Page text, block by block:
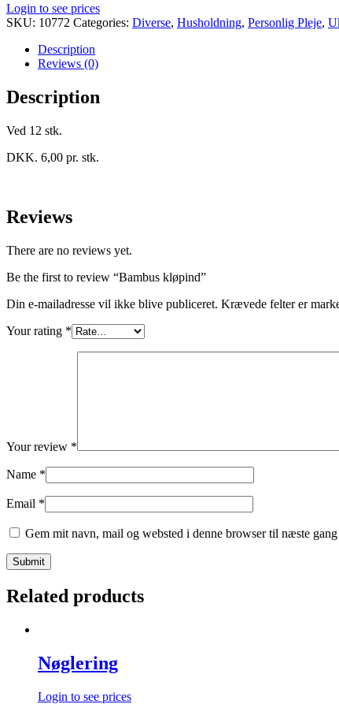
Login to see prices
SKU: 10772 Categories: Diverse, Husholdning, Personlig Pleje,
Description
Reviews (0)
Description
Ved 12 stk.
DKK. 6,00 pr. stk.
Reviews
There are no reviews yet.
Be the first to review “Bambus kløpind”
Din e-mailadresse vil ikke blive publiceret. Krævede felter er
Your rating *
Your review *
Name *
Email *
Gem mit navn, mail og websted i denne browser til næste
Related products
Nøglering
Login to see prices